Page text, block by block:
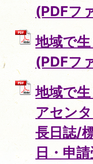
(PDFフ
地域で
(PDFフ
地域で
アセン
長日誌/
日・申